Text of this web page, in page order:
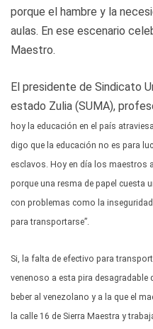
porque el hambre y la
aulas. En ese escenario
Maestro.
El presidente de Sindicato
estado Zulia (SUMA),
hoy la educación en el país
digo que la educación no es para
esclavos. Hoy en día los maestros
porque una resma de papel cuesta
con problemas como la
para transportarse”.
Si, la falta de efectivo para
venenoso a esta pira desagradable
beber al venezolano y a la que el
la calle 16 de Sierra Maestra y